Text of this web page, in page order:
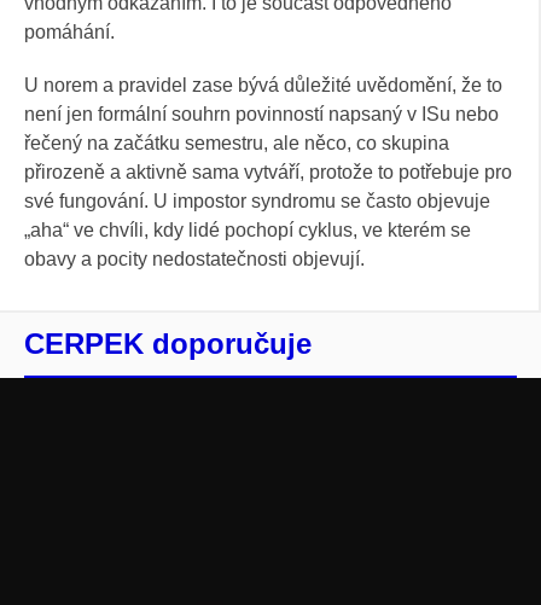
pomáhání.
U norem a pravidel zase bývá důležité uvědomění, že to
není jen formální souhrn povinností napsaný v ISu nebo
řečený na začátku semestru, ale něco, co skupina
přirozeně a aktivně sama vytváří, protože to potřebuje pro
své fungování. U impostor syndromu se často objevuje
„aha“ ve chvíli, kdy lidé pochopí cyklus, ve kterém se
obavy a pocity nedostatečnosti objevují.
CERPEK doporučuje